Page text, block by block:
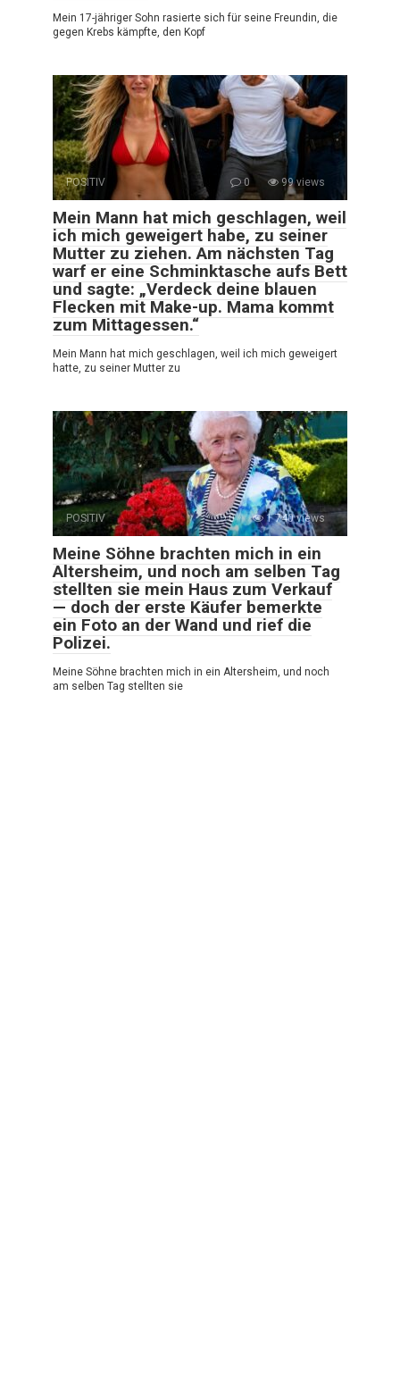
Mein 17-jähriger Sohn rasierte sich für seine Freundin, die
gegen Krebs kämpfte, den Kopf
POSITIV 0 99 views
Mein Mann hat mich geschlagen, weil
ich mich geweigert habe, zu seiner
Mutter zu ziehen. Am nächsten Tag
warf er eine Schminktasche aufs Bett
und sagte: „Verdeck deine blauen
Flecken mit Make-up. Mama kommt
zum Mittagessen.“
Mein Mann hat mich geschlagen, weil ich mich geweigert
hatte, zu seiner Mutter zu
POSITIV 0 1 740 views
Meine Söhne brachten mich in ein
Altersheim, und noch am selben Tag
stellten sie mein Haus zum Verkauf
— doch der erste Käufer bemerkte
ein Foto an der Wand und rief die
Polizei.
Meine Söhne brachten mich in ein Altersheim, und noch
am selben Tag stellten sie